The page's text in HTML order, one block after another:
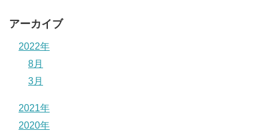
アーカイブ
2022年
8月
3月
2021年
2020年